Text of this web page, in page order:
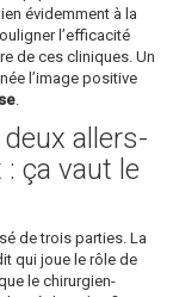
évidemment à la
l’efficacité
de ces cliniques. Un
l’image positive
allers-
ça vaut le
de trois parties. La
qui joue le rôle de
le chirurgien-